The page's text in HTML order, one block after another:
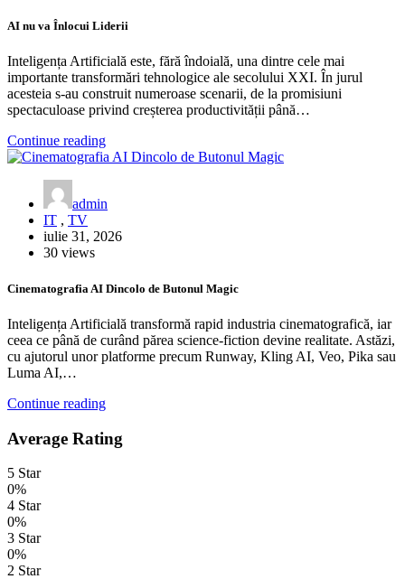
AI nu va Înlocui Liderii
Inteligența Artificială este, fără îndoială, una dintre cele mai
importante transformări tehnologice ale secolului XXI. În jurul
acesteia s-au construit numeroase scenarii, de la promisiuni
spectaculoase privind creșterea productivității până…
Continue reading
admin
IT , TV
iulie 31, 2026
30 views
Cinematografia AI Dincolo de Butonul Magic
Inteligența Artificială transformă rapid industria cinematografică, iar
ceea ce până de curând părea science-fiction devine realitate. Astăzi,
cu ajutorul unor platforme precum Runway, Kling AI, Veo, Pika sau
Luma AI,…
Continue reading
Average Rating
5 Star
0%
4 Star
0%
3 Star
0%
2 Star